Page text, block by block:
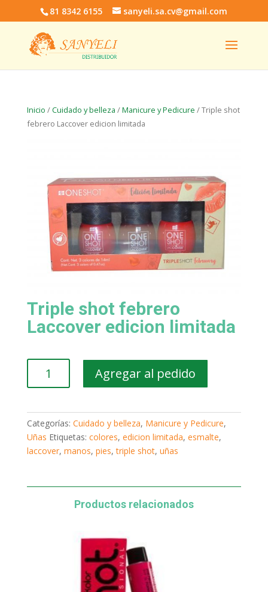
81 8342 6155 sanyeli.sa.cv@gmail.com
Inicio /Cuidado y belleza /Manicure y Pedicure / Triple shot
febrero Laccover edicion limitada
Triple shot febrero
Laccover edicion limitada
edicion
limitada
cantidad
Agregar al pedido
Categorías: Cuidado y belleza, Manicure y Pedicure,
Uñas Etiquetas: colores, edicion limitada, esmalte,
laccover, manos, pies,triple shot, uñas
Productos relacionados